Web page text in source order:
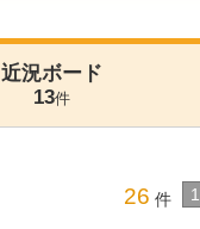
近況ボード
13件
26 件 1